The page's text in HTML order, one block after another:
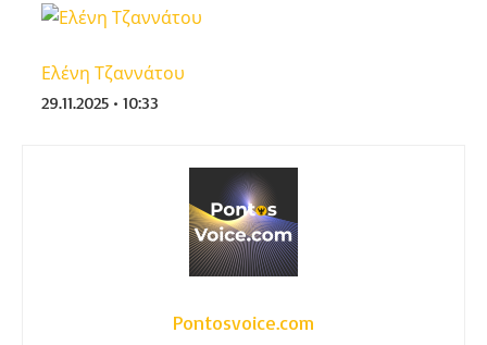
Ελένη Τζαννάτου
29.11.2025 • 10:33
Pontosvoice.com